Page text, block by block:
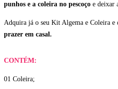
punhos e a coleira no pescoço e deixar
Adquira já o seu Kit Algema e Coleira e
prazer em casal.
CONTÉM:
01 Coleira;